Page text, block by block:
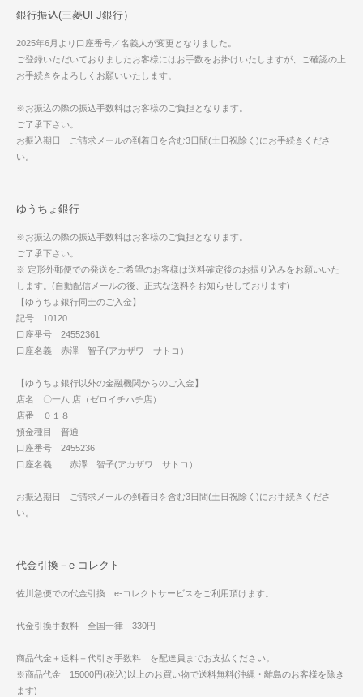
銀行振込(三菱UFJ銀行）
2025年6月より口座番号／名義人が変更となりました。
ご登録いただいておりましたお客様にはお手数をお掛けいたしますが、ご確認の上
お手続きをよろしくお願いいたします。
※お振込の際の振込手数料はお客様のご負担となります。
ご了承下さい。
お振込期日 ご請求メールの到着日を含む3日間(土日祝除く)にお手続きくださ
い。
ゆうちょ銀行
※お振込の際の振込手数料はお客様のご負担となります。
ご了承下さい。
※ 定形外郵便での発送をご希望のお客様は送料確定後のお振り込みをお願いいた
します。(自動配信メールの後、正式な送料をお知らせしております)
【ゆうちょ銀行同士のご入金】
記号 10120
口座番号 24552361
口座名義 赤澤 智子(アカザワ サトコ）
【ゆうちょ銀行以外の金融機関からのご入金】
店名 〇一八 店（ゼロイチハチ店）
店番 ０１８
預金種目 普通
口座番号 2455236
口座名義 赤澤 智子(アカザワ サトコ）
お振込期日 ご請求メールの到着日を含む3日間(土日祝除く)にお手続きくださ
い。
代金引換－e-コレクト
佐川急便での代金引換 e-コレクトサービスをご利用頂けます。
代金引換手数料 全国一律 330円
商品代金＋送料＋代引き手数料 を配達員までお支払ください。
※商品代金 15000円(税込)以上のお買い物で送料無料(沖縄・離島のお客様を除き
ます)